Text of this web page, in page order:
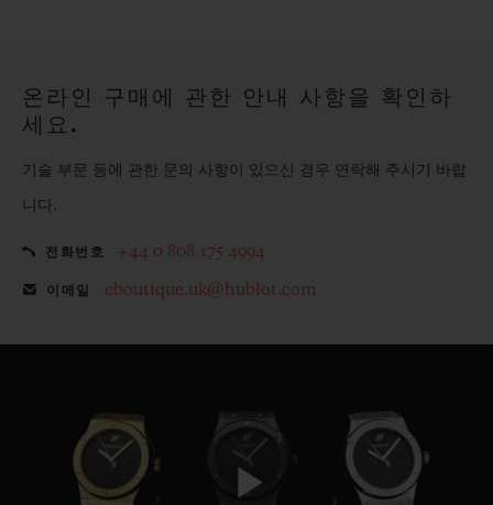
온라인 구매에 관한 안내 사항을 확인하
세요.
기술 부문 등에 관한 문의 사항이 있으신 경우 연락해 주시기 바랍
니다.
전화번호 +44 0 808 175 4994
이메일 eboutique.uk@hublot.com